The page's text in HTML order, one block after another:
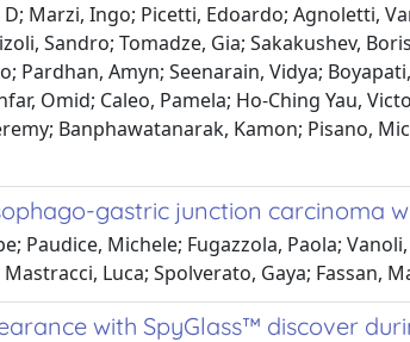
Marzi, Ingo; Picetti, Edoardo; Agnoletti,
Sandro; Tomadze, Gia; Sakakushev,
Amyn; Seenarain, Vidya;
Omid; Caleo, Pamela; Ho-Ching Yau,
Banphawatanarak, Kamon; Pisano,
gastric junction carcinoma
Paudice, Michele; Fugazzola, Paola;
Luca; Spolverato, Gaya; Fassan,
with SpyGlass™ discover